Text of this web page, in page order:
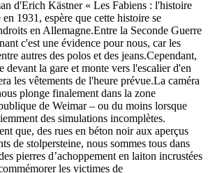
d'Erich Kästner « Les Fabiens : l'histoire
1931, espère que cette histoire se
en Allemagne.Entre la Seconde Guerre
c'est une évidence pour nous, car les
autres des polos et des jeans.Cependant,
devant la gare et monte vers l'escalier d'en
les vêtements de l'heure prévue.La caméra
plonge finalement dans la zone
de Weimar – ou du moins lorsque
des simulations incomplètes.
que, des rues en béton noir aux aperçus
de stolpersteine, nous sommes tous dans
pierres d’achoppement en laiton incrustées
les victimes de